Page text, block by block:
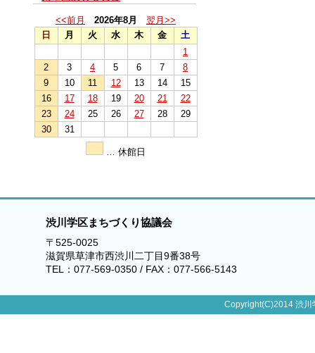
<<前月 2026年8月
翌月>>
日
月 火 水 木 金
土
1
2
3 4 5 6 7
8
9
10 11 12 13 14
15
16
17 18 19 20 21
22
23
24 25 26 27 28
29
30
31
… 休館日
渋川学区まちづくり協議会
〒525-0025
滋賀県草津市西渋川二丁目9番38号
TEL：077-569-0350 / FAX：077-566-5143
Copyright(C)2014 渋川